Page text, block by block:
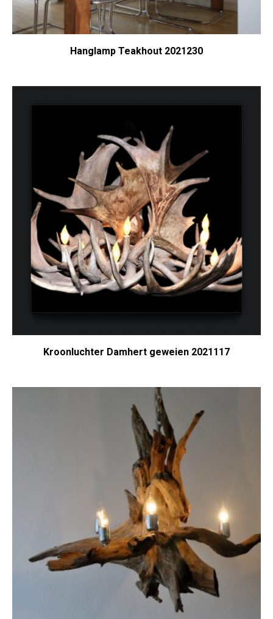
Hanglamp Teakhout 2021230
Kroonluchter Damhert geweien 2021117